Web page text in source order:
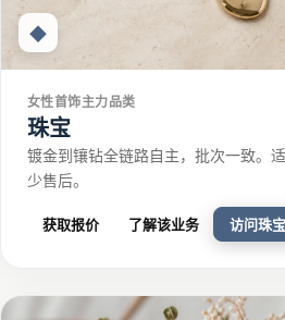
◆
女性首饰主力品类
珠宝
镀金到镶钻全链路自主，批次一致。
少售后。
获取报价 了解该业务 访问珠